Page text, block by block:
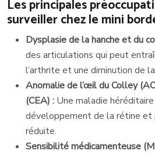
Les principales
surveiller chez le mini
Dysplasie de la hanche et du
des articulations qui peut
l’arthrite et une diminution de
Anomalie de l’œil du Colley
(CEA) : Une maladie
développement de la rétine et
réduite.
Sensibilité médicamenteuse